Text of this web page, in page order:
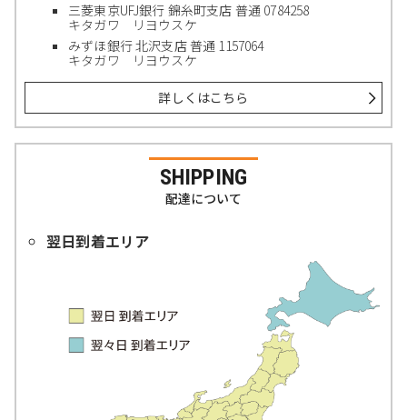
三菱東京UFJ銀行 錦糸町支店 普通 0784258
キタガワ リヨウスケ
みずほ銀行 北沢支店 普通 1157064
キタガワ リヨウスケ
詳しくはこちら
SHIPPING
配達について
翌日到着エリア